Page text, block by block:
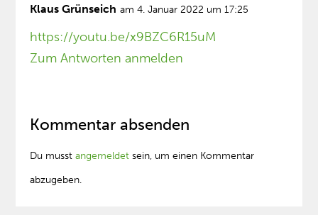
Klaus Grünseich am 4. Januar 2022 um 17:25
https://youtu.be/x9BZC6R15uM
Zum Antworten anmelden
Kommentar absenden
Du musstangemeldet sein, um einen Kommentar
abzugeben.